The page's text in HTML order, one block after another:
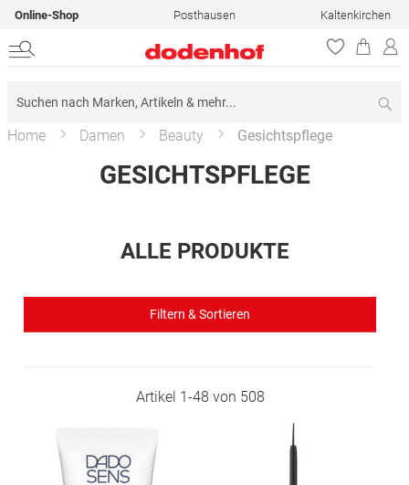
Online-Shop Posthausen Kaltenkirchen
Home Damen Beauty Gesichtspflege
GESICHTSPFLEGE
ALLE PRODUKTE
Filtern & Sortieren
Artikel 1-48 von 508